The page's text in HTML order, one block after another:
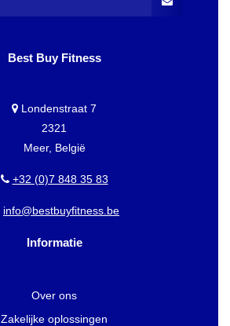
Best Buy Fitness
Londenstraat 7
2321
Meer, België
+32 (0)7 848 35 83
info@bestbuyfitness.be
Informatie
Over ons
Zakelijke oplossingen